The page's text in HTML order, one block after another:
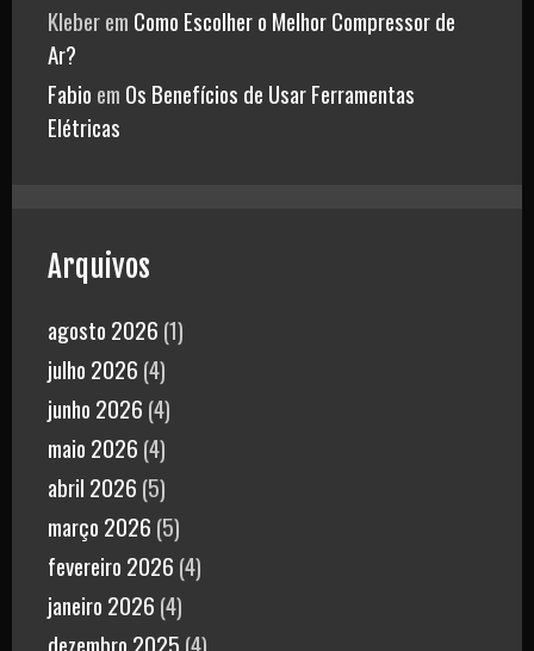
Kleberem Como Escolher o Melhor Compressor de
Ar?
Fabio em Os Benefícios de Usar Ferramentas
Elétricas
Arquivos
agosto 2026 (1)
julho 2026 (4)
junho 2026 (4)
maio 2026 (4)
abril 2026 (5)
março 2026 (5)
fevereiro 2026 (4)
janeiro 2026 (4)
dezembro 2025 (4)